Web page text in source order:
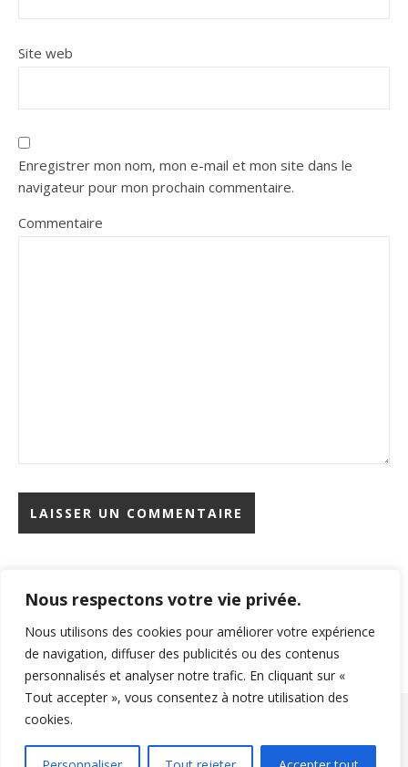
Nous respectons votre vie privée.
Nous utilisons des cookies pour améliorer votre expérience
de navigation, diffuser des publicités ou des contenus
personnalisés et analyser notre trafic. En cliquant sur «
Tout accepter », vous consentez à notre utilisation des
cookies.
Site web
Enregistrer mon nom, mon e-mail et mon site dans le
navigateur pour mon prochain commentaire.
Commentaire
Copyright © 2026 Beaute Sante. All Rights Reserved.
Mentions légales Politique de confidentialité
Thème Ashe par